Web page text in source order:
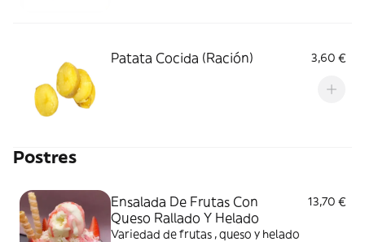
Patata Cocida (Ración) 3,60 €
Postres
Ensalada De Frutas Con
Queso Rallado Y Helado
13,70 €
Variedad de frutas , queso y helado